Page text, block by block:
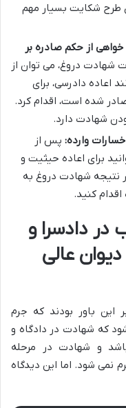
طرح شکایت بسیار مهم
خواهی از حکم صادره بر
شهادت دروغ، می توان از
اعاده دادرسی، برای
شده است، اقدام کرد.
شهادت دارد.
وارده: پس از
برای اعاده حیثیت و
نتیجه شهادت دروغ به
کنید.
دادسرا و
عالی
این باور بودند که جرم
که شهادت در دادگاه و
و شهادت در مرحله
نمی شود. اما این دیدگاه